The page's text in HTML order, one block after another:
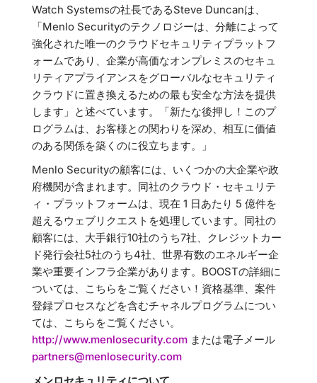
Watch Systemsの社長であるSteve Duncanは、
「Menlo Securityのテクノロジーは、分離によって
強化された唯一のクラウドセキュリティプラットフ
ォームであり、企業が高価なオンプレミスのセキュ
リティアプライアンスをグローバルなセキュリティ
クラウドに置き換えるための最も安全な方法を提供
します」と述べています。「新たな後押し！このプ
ログラムは、お客様との関わりを深め、相互に価値
のある関係を築くのに役立ちます。」
Menlo Securityの顧客には、いくつかの大企業や政
府機関が含まれます。同社のクラウド・セキュリテ
ィ・プラットフォームは、現在 1 日あたり 5 億件を
超えるウェブリクエストを処理しています。同社の
顧客には、大手銀行10社のうち7社、クレジットカー
ド発行会社5社のうち4社、世界有数のエネルギー企
業や重要インフラ企業があります。BOOSTの詳細に
ついては、こちらをご覧ください！資格基準、案件
登録プロセスなどを含むチャネルプログラムについ
ては、こちらをご覧ください。
http://www.menlosecurity.com または電子メール
partners@menlosecurity.com